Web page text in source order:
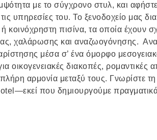
με το σύγχρονο στυλ, και
υπηρεσίες του. Το ξενοδοχείο μας
ή κοινόχρηστη πισίνα, τα οποία έχουν
χαλάρωσης και αναζωογόνησης.
μέσα σ’ ένα όμορφο
οικογενειακές διακοπές, ρομαντικές
αρμονία μεταξύ τους. Γνωρίστε τη
που δημιουργούμε πραγματικά